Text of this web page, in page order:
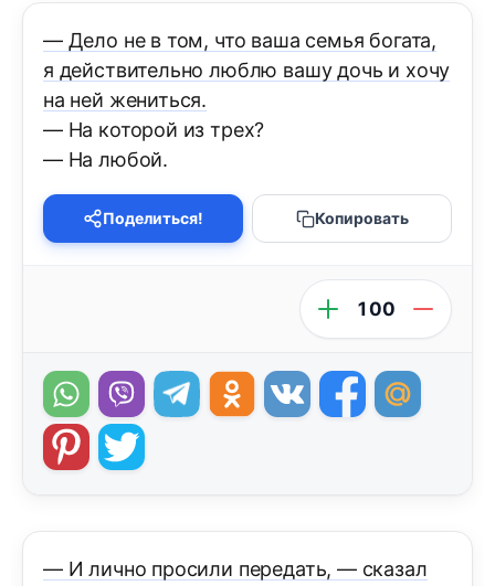
— Дело не в том, что ваша семья богата,
я действительно люблю вашу дочь и хочу
на ней жениться.
— На которой из трех?
— На любой.
Поделиться! Копировать
100
— И лично просили передать, — сказал